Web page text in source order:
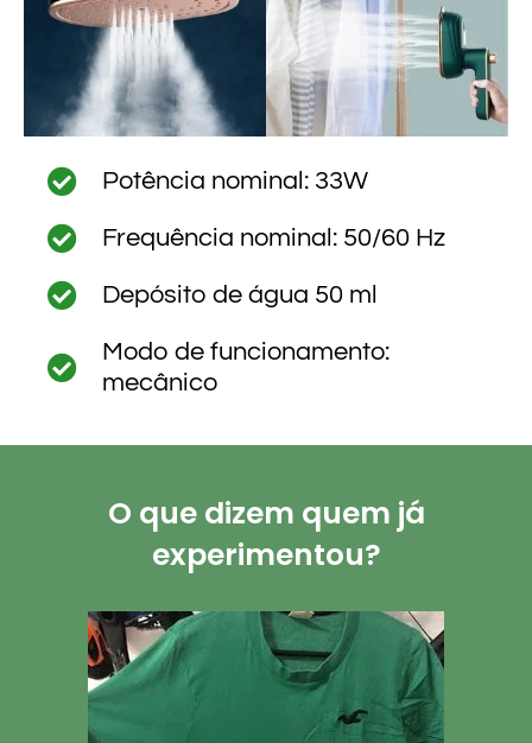
Potência nominal: 33W
Frequência nominal: 50/60 Hz
Depósito de água 50 ml
Modo de funcionamento:
mecânico
O que dizem quem já
experimentou?